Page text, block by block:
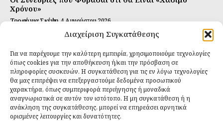
Διαχείριση Συγκατάθεσης
Για να παρέχουμε την καλύτερη εμπειρία, χρησιμοποιούμε τεχνολογίες
όπως cookies για την αποθήκευση ή/και την πρόσβαση σε
πληροφορίες συσκευών. Η συγκατάθεση για τις εν λόγω τεχνολογίες
θα μας επιτρέψει να επεξεργαστούμε δεδομένα προσωπικού
χαρακτήρα, όπως συμπεριφορά περιήγησης ή μοναδικά
αναγνωριστικά σε αυτόν τον ιστότοπο. Η μη συγκατάθεση ή η
ανάκληση της συγκατάθεσης, μπορεί να επηρεάσει αρνητικά
ορισμένες λειτουργίες και δυνατότητες.
Χρόνου»
Τροφή για Σκέψη 4 Αυγούστου 2026
Αυτή Είναι η Συνταγή για Τέλεια Κομπούτσα
Ιδανικές Τροφές 26 Ιουλίου 2026
Εγγραφείτε